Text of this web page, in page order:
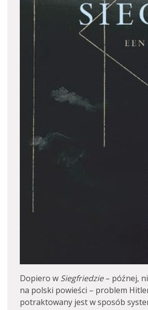
Dopiero w Siegfriedzie– późnej,
na polski powieści – problem
potraktowany jest w sposób